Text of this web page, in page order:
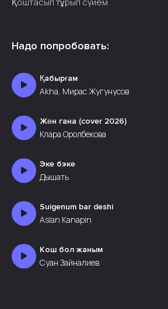
Надо попробовать:
Қабырғам
Akha, Мирас Жугунусов
Жөн гана (cover 2026)
Клара Оролбекова
Эке бэке
Дышать
Suigenum bar deshi
Aslan Kanapin
Кош бол жаным
Суан Зайналиев